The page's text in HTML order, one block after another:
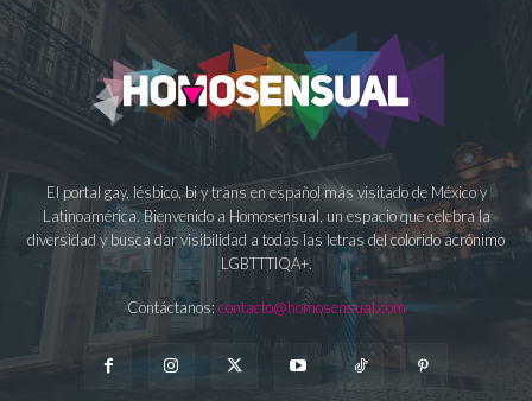
El portal gay, lésbico, bi y trans en español más visitado de México y
Latinoamérica. Bienvenido a Homosensual, un espacio que celebra la
diversidad y busca dar visibilidad a todas las letras del colorido acrónimo
LGBTTTIQA+.
Contáctanos: contacto@homosensual.com